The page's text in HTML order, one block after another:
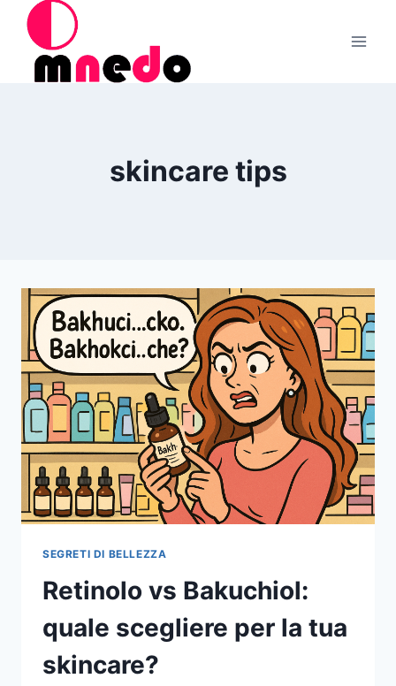
Salta
contenuto
skincare tips
SEGRETI DI BELLEZZA
Retinolo vs Bakuchiol:
quale scegliere per la tua
skincare?